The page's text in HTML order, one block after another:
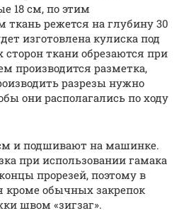
18 см, по этим
режется на глубину 30
изготовлена кулиска под
сторон ткани обрезаются при
производится разметка,
разрезы нужно
они располагались по ходу
и подшивают на машинке.
при использовании гамака
прорезей, поэтому в
кроме обычных закрепок
швом «зигзаг».